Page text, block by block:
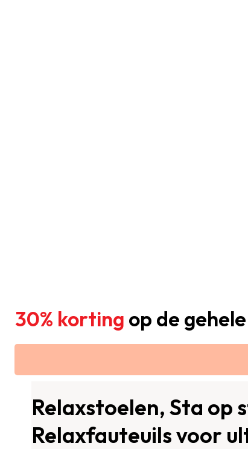
30% korting op de
Relaxstoelen, Sta op
Relaxfauteuils voor